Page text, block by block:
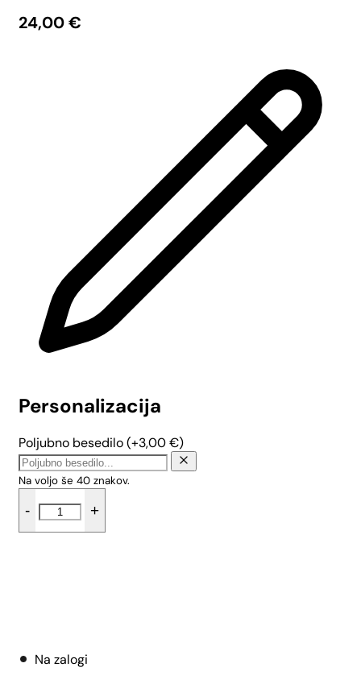
24,00€
Personalizacija
Poljubno besedilo(+3,00€)
Na voljo še 40 znakov.
-
piškotnik
Zmečkanka
+
Na zalogi